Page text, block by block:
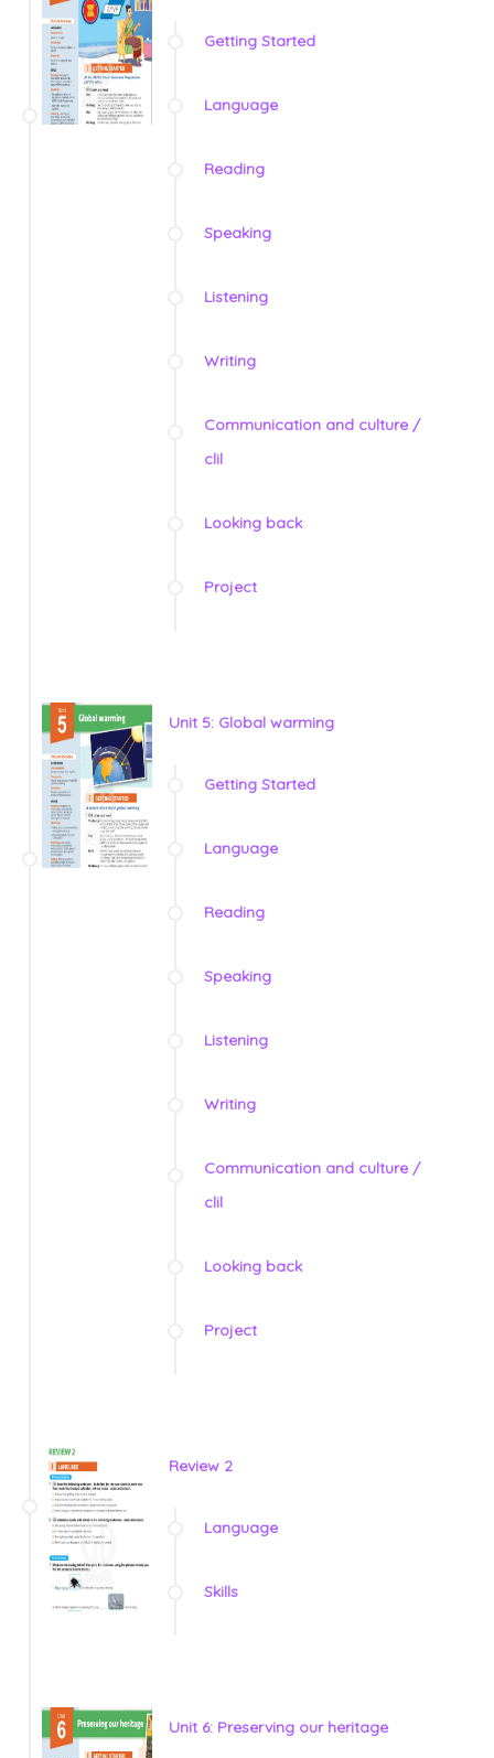
Getting Started
Language
Reading
Speaking
Listening
Writing
Communication and culture /
clil
Looking back
Project
Unit 5: Global warming
Getting Started
Language
Reading
Speaking
Listening
Writing
Communication and culture /
clil
Looking back
Project
Review 2
Language
Skills
Unit 6: Preserving our heritage